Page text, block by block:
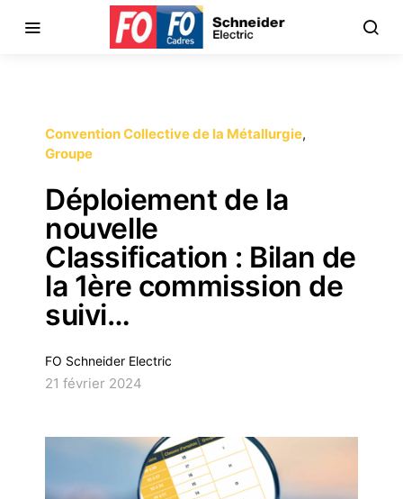
Convention Collective de la Métallurgie
Groupe
Déploiement de la
nouvelle
Classification : Bilan de
la 1ère commission de
suivi…
FO Schneider Electric
21 février 2024